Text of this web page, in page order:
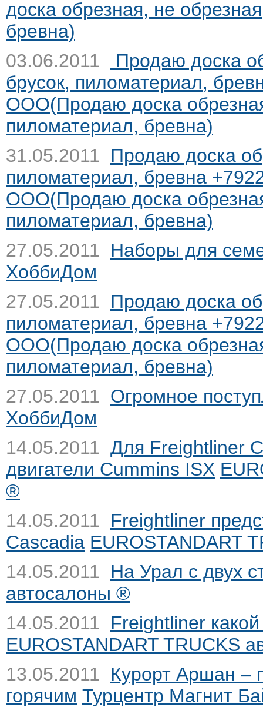
доска обрезная, не
бревна)
03.06.2011
Продаю доска
брусок, пиломатериал,
ООО(Продаю доска
пиломатериал, бревна)
31.05.2011 Продаю доска
пиломатериал, бревна
ООО(Продаю доска
пиломатериал, бревна)
27.05.2011 Наборы для
ХоббиДом
27.05.2011 Продаю доска
пиломатериал, бревна
ООО(Продаю доска
пиломатериал, бревна)
27.05.2011 Огромное
ХоббиДом
14.05.2011 Для Freightliner
двигатели Cummins ISX
®
14.05.2011 Freightliner
Cascadia EUROSTANDART
14.05.2011 На Урал с двух
автосалоны ®
14.05.2011 Freightliner
EUROSTANDART TRUCKS
13.05.2011 Курорт Аршан –
горячим Турцентр Магнит